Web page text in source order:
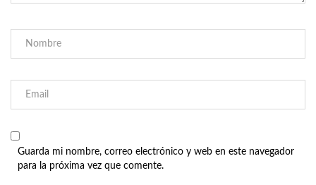
Guarda mi nombre, correo electrónico y web en este navegador
para la próxima vez que comente.